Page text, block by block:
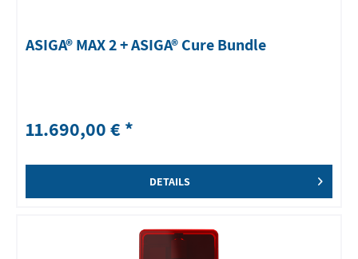
ASIGA® MAX 2 + ASIGA® Cure Bundle
11.690,00 € *
DETAILS